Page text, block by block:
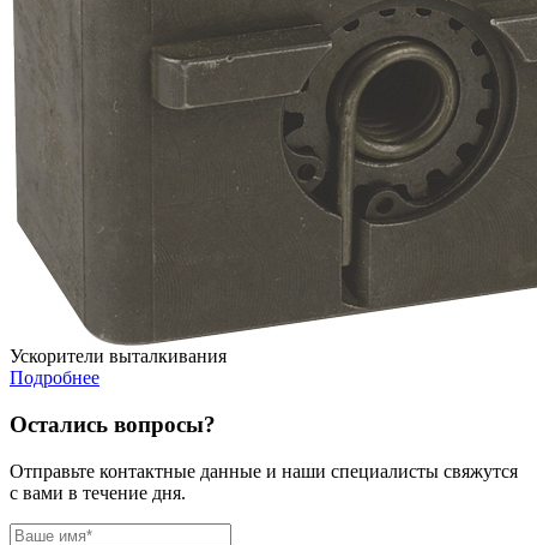
Ускорители выталкивания
Подробнее
Остались вопросы?
Отправьте контактные данные и наши специалисты свяжутся
с вами в течение дня.